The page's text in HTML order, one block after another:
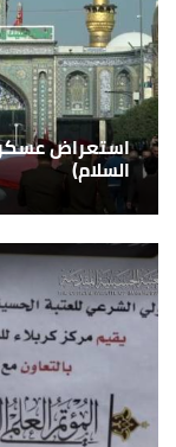
استعراض
السلام)